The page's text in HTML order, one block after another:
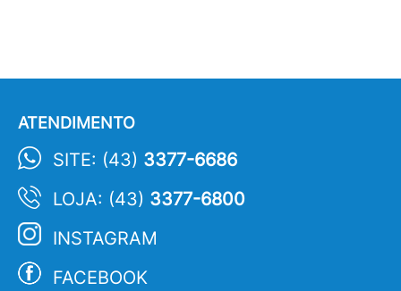
ATENDIMENTO
SITE: (43) 3377-6686
LOJA: (43) 3377-6800
INSTAGRAM
FACEBOOK